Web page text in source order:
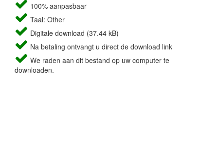
100% aanpasbaar
Taal: Other
Digitale download (37.44 kB)
Na betaling ontvangt u direct de download link
We raden aan dit bestand op uw computer te
downloaden.